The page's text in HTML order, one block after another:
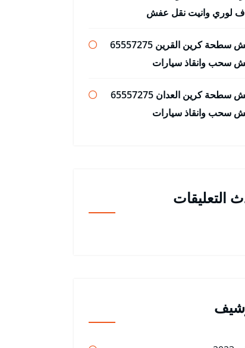
لوري وانيت نقل عفش
ونش سطحة كرين القرين 65557275
سحب وانقاذ سيارات
ونش سطحة كرين العدان 65557275
سحب وانقاذ سيارات
التعليقات